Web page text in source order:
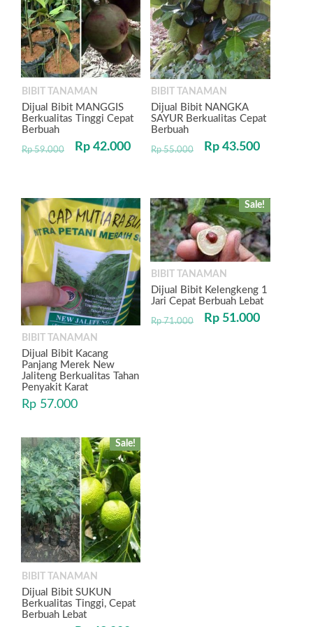
BIBIT TANAMAN
Dijual Bibit MANGGIS
Berkualitas Tinggi Cepat
Berbuah
Rp59.000 Rp 42.000
BIBIT TANAMAN
Dijual Bibit NANGKA
SAYUR Berkualitas Cepat
Berbuah
Rp55.000 Rp 43.500
BIBIT TANAMAN
Dijual Bibit Kacang
Panjang Merek New
Jaliteng Berkualitas Tahan
Penyakit Karat
Rp 57.000
Sale!
BIBIT TANAMAN
Dijual Bibit Kelengkeng 1
Jari Cepat Berbuah Lebat
Rp71.000 Rp 51.000
Sale!
BIBIT TANAMAN
Dijual Bibit SUKUN
Berkualitas Tinggi, Cepat
Berbuah Lebat